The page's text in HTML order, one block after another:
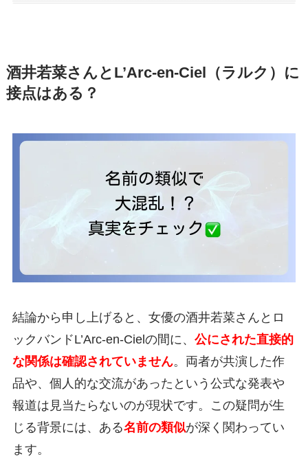
酒井若菜さんとL’Arc-en-Ciel（ラルク）に
接点はある？
結論から申し上げると、女優の酒井若菜さんとロ
ックバンドL’Arc-en-Cielの間に、 公にされた直接的
な関係は確認されていません。両者が共演した作
品や、個人的な交流があったという公式な発表や
報道は見当たらないのが現状です。この疑問が生
じる背景には、ある名前の類似が深く関わってい
ます。